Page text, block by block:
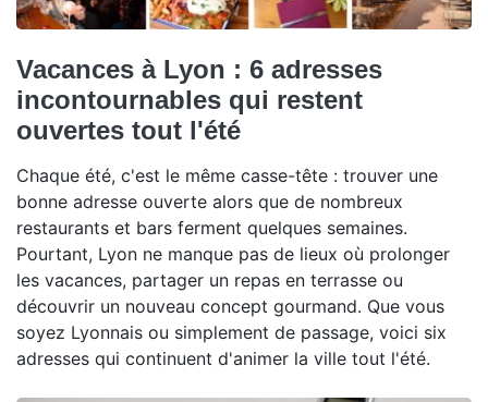
Vacances à Lyon : 6 adresses
incontournables qui restent
ouvertes tout l'été
Chaque été, c'est le même casse-tête : trouver une
bonne adresse ouverte alors que de nombreux
restaurants et bars ferment quelques semaines.
Pourtant, Lyon ne manque pas de lieux où prolonger
les vacances, partager un repas en terrasse ou
découvrir un nouveau concept gourmand. Que vous
soyez Lyonnais ou simplement de passage, voici six
adresses qui continuent d'animer la ville tout l'été.